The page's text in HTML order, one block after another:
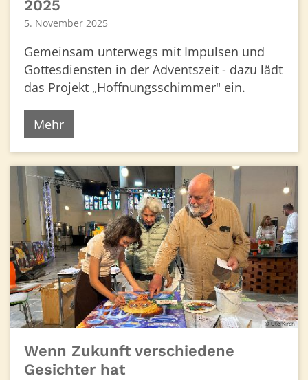
2025
5. November 2025
Gemeinsam unterwegs mit Impulsen und
Gottesdiensten in der Adventszeit - dazu lädt
das Projekt „Hoffnungsschimmer" ein.
Mehr
© Ute Kirch
Wenn Zukunft verschiedene
Gesichter hat